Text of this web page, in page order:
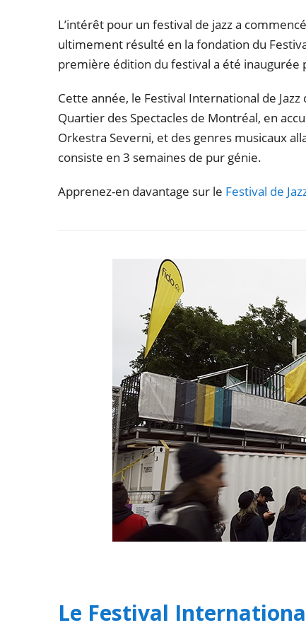
L’intérêt pour un festival de jazz a
ultimement résulté en la fondation du
première édition du festival a été inaugurée
Cette année, le Festival International de
Quartier des Spectacles de Montréal, en
Orkestra Severni, et des genres musicaux
consiste en 3 semaines de pur génie.
Apprenez-en davantage sur le Festival de
Le Festival